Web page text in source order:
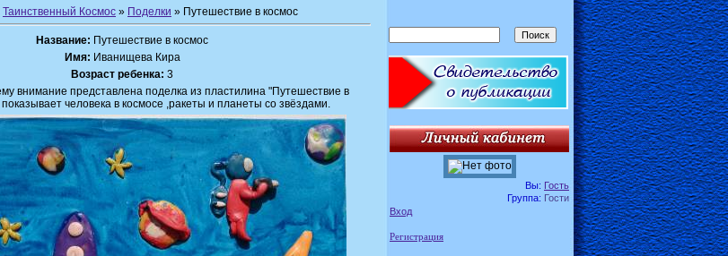
Таинственный Космос » Поделки » Путешествие в космос
Название: Путешествие в космос
Имя: Иванищева Кира
Возраст ребенка: 3
внимание представлена поделка из пластилина "Путешествие в
человека в космосе ,ракеты и планеты со звёздами.
Вы: Гость
Группа: Гости
Вход
Регистрация